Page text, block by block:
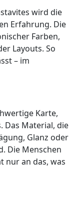
wird die
Erfahrung. Die
Farben,
Layouts. So
– im
Karte,
Das Material, die
Glanz oder
Die Menschen
nur an das, was